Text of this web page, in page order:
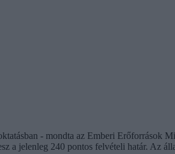
- mondta az Emberi Erőforrások
a jelenleg 240 pontos felvételi határ. Az